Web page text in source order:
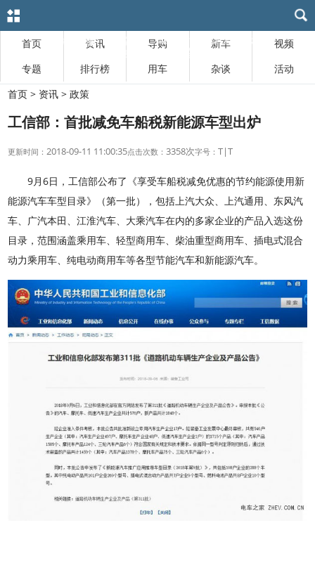
首页 资讯 导购 新车
视频
专题
排行榜 用车 杂谈
活动
首页 > 资讯 >政策
工信部：首批减免车船税新能源车型出炉
更新时间： 2018-09-11 11:00:35点击次数： 3358次字号：T|T
9月6日，工信部公布了《享受车船税减免优惠的节约能源使用新
能源汽车车型目录》（第一批），包括上汽大众、上汽通用、东风汽
车、广汽本田、江淮汽车、大乘汽车在内的多家企业的产品入选这份
目录，范围涵盖乘用车、轻型商用车、柴油重型商用车、插电式混合
动力乘用车、纯电动商用车等各型节能汽车和新能源汽车。